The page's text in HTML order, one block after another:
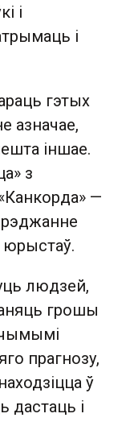
і
і
гэтых
азначае,
іншае.
з
—
юрыстаў.
людзей,
грошы
прагнозу,
ў
дастаць і